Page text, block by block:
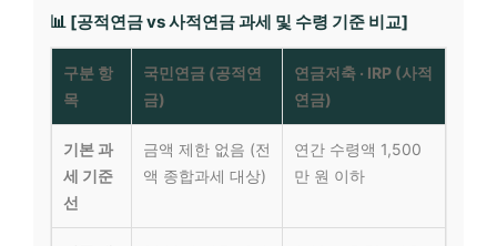
📊 [공적연금 vs 사적연금 과세 및 수령 기준 비교]
구분 항
목
국민연금 (공적연
금)
연금저축 · IRP (사적
연금)
기본 과
세 기준
선
금액 제한 없음 (전
액 종합과세 대상)
연간 수령액 1,500
만 원 이하